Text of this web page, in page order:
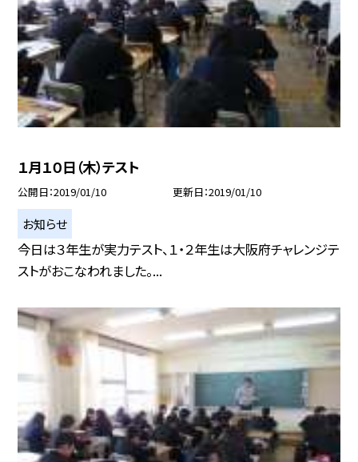
１月１０日（木）テスト
公開日 2019/01/10 更新日 2019/01/10
お知らせ
今日は３年生が実力テスト、１・２年生は大阪府チャレンジテ
ストがおこなわれました。...